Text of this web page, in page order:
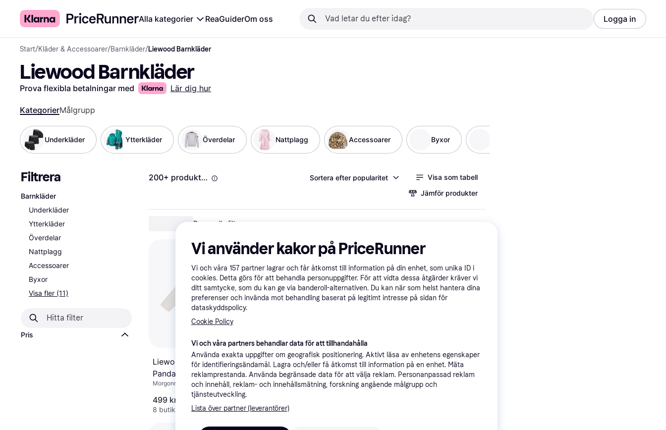
Alla kategorier ReaGuiderOm oss Logga in
Start/Kläder & Accessoarer/Barnkläder/Liewood Barnkläder
Liewood Barnkläder
Prova flexibla betalningar med Lär dig hur
KategorierMålgrupp
Underkläder Ytterkläder Överdelar Nattplagg Accessoarer Byxor
Filtrera
Barnkläder
Underkläder
Ytterkläder
Överdelar
Nattplagg
Accessoarer
Byxor
Visa fler (11)
Pris
200+ produkter Sortera efter popularitet
Visa som tabell
Jämför produkter
Rensa alla filter
Liewood Lily Bathrobe -
Panda Creme De La
Creme
Morgonrock, Färg: Vit, Material:
499 kr
8 butiker
Liewood Lily Bathrobe -
Rabbit Rose (LW12387-
0037)
Morgonrock, Färg: Rosa, Material:
9 butiker
Nolan Apple Blossom
Multi Mix -
Fleecejacka, Vindtät, Färg: Beige,
Multifärgad, Material: Fleece,
Polyester
Vi använder kakor på PriceRunner
Vi och våra 157 partner lagrar och får åtkomst till information på din enhet, som unika ID i
cookies. Detta görs för att behandla personuppgifter. För att vidta dessa åtgärder kräver vi
ditt samtycke, som du kan ge via banderoll-alternativen. Du kan när som helst hantera dina
preferenser och invända mot behandling baserat på legitimt intresse på sidan för
dataskyddspolicy.
Cookie Policy
Vi och våra partners behandlar data för att tillhandahålla
Använda exakta uppgifter om geografisk positionering. Aktivt läsa av enhetens egenskaper
för identifieringsändamål. Lagra och/eller få åtkomst till information på en enhet. Mäta
reklamprestanda. Använda begränsade data för att välja reklam. Personanpassad reklam
och innehåll, reklam- och innehållsmätning, forskning angående målgrupp och
tjänsteutveckling.
Lista över partner (leverantörer)